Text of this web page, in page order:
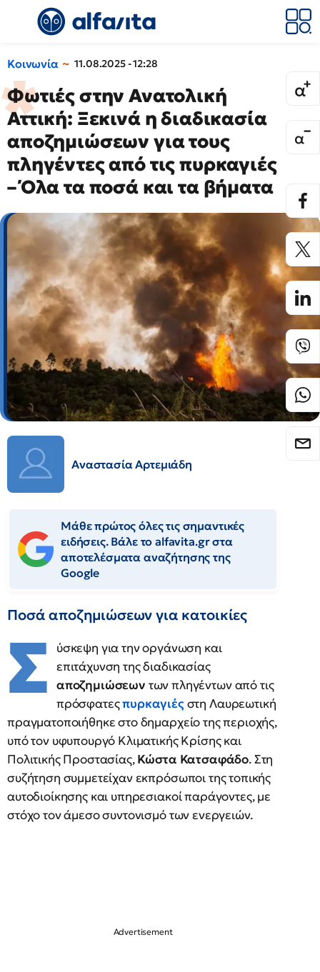
Κοινωνία 11.08.2025 - 12:28
Φωτιές στην Ανατολική
Αττική: Ξεκινά η διαδικασία
αποζημιώσεων για τους
πληγέντες από τις πυρκαγιές
– Όλα τα ποσά και τα βήματα
Αναστασία Αρτεμιάδη
Μάθε πρώτος όλες τις σημαντικές
ειδήσεις. Βάλε το alfavita.gr στα
αποτελέσματα αναζήτησης της
Google
Ποσά αποζημιώσεων για κατοικίες
Σ
ύσκεψη για την οργάνωση και
επιτάχυνση της διαδικασίας
αποζημιώσεων των πληγέντων από τις
πρόσφατεςπυρκαγιέςστη Λαυρεωτική
πραγματοποιήθηκε στο δημαρχείο της περιοχής,
υπό τον υφυπουργό Κλιματικής Κρίσης και
Πολιτικής Προστασίας,Κώστα Κατσαφάδο. Στη
συζήτηση συμμετείχαν εκπρόσωποι της τοπικής
αυτοδιοίκησης και υπηρεσιακοί παράγοντες, με
στόχο τον άμεσο συντονισμό των ενεργειών.